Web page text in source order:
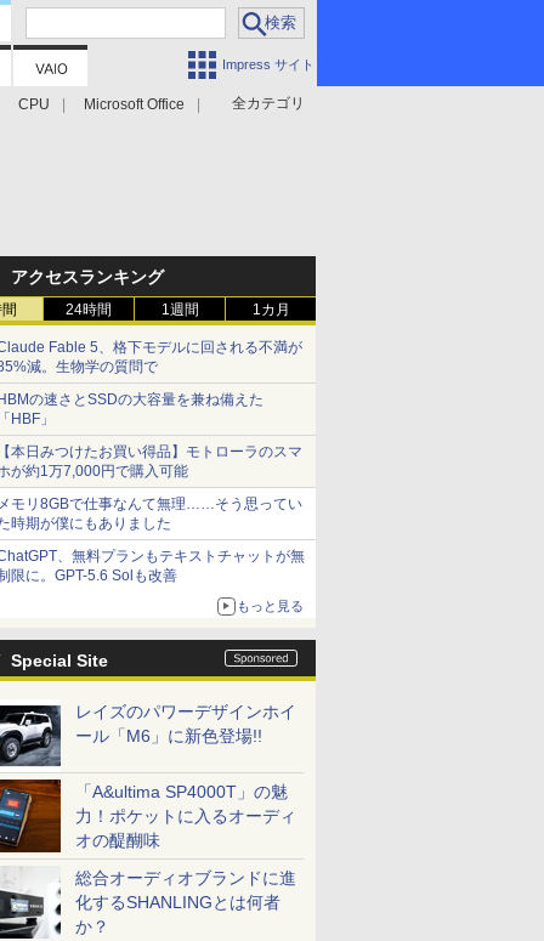
Impress サイト
全カテゴリ
CPU Microsoft Office
アクセスランキング
24時間 1週間 1カ月
Fable 5、格下モデルに回される不満が
減。生物学の質問で
の速さとSSDの大容量を兼ね備えた
HBF」
本日みつけたお買い得品】モトローラのスマ
が約1万7,000円で購入可能
モリ8GBで仕事なんて無理……そう思ってい
時期が僕にもありました
、無料プランもテキストチャットが無
限に。GPT-5.6 Solも改善
もっと見る
Special Site
レイズのパワーデザインホイ
ール「M6」に新色登場!!
「A&ultima SP4000T」の魅
力！ポケットに入るオーディ
オの醍醐味
総合オーディオブランドに進
化するSHANLINGとは何者
か？